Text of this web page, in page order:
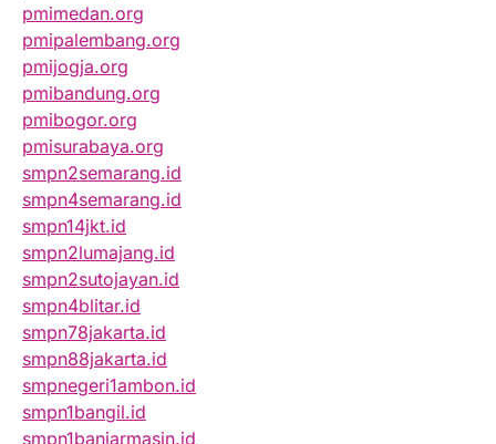
pmimedan.org
pmipalembang.org
pmijogja.org
pmibandung.org
pmibogor.org
pmisurabaya.org
smpn2semarang.id
smpn4semarang.id
smpn14jkt.id
smpn2lumajang.id
smpn2sutojayan.id
smpn4blitar.id
smpn78jakarta.id
smpn88jakarta.id
smpnegeri1ambon.id
smpn1bangil.id
smpn1banjarmasin.id